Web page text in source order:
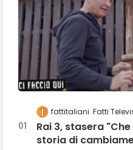
fattitaliani Fatti
Rai 3, stasera
storia di